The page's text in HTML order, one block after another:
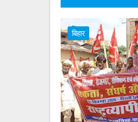
बिहार